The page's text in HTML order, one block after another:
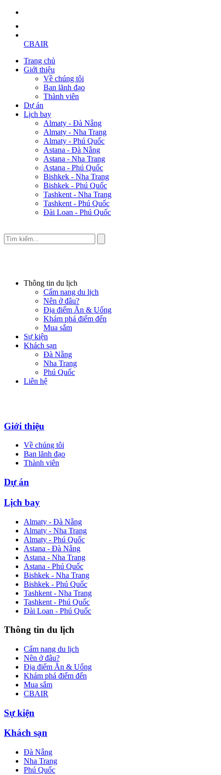
CBAIR
Trang chủ
Giới thiệu
Về chúng tôi
Ban lãnh đạo
Thành viên
Dự án
Lịch bay
Almaty - Đà Nẵng
Almaty - Nha Trang
Almaty - Phú Quốc
Astana - Đà Nẵng
Astana - Nha Trang
Astana - Phú Quốc
Bishkek - Nha Trang
Bishkek - Phú Quốc
Tashkent - Nha Trang
Tashkent - Phú Quốc
Đài Loan - Phú Quốc
Thông tin du lịch
Cẩm nang du lịch
Nên ở đâu?
Địa điểm Ăn & Uống
Khám phá điểm đến
Mua sắm
Sự kiện
Khách sạn
Đà Nẵng
Nha Trang
Phú Quốc
Liên hệ
Giới thiệu
Về chúng tôi
Ban lãnh đạo
Thành viên
Dự án
Lịch bay
Almaty - Đà Nẵng
Almaty - Nha Trang
Almaty - Phú Quốc
Astana - Đà Nẵng
Astana - Nha Trang
Astana - Phú Quốc
Bishkek - Nha Trang
Bishkek - Phú Quốc
Tashkent - Nha Trang
Tashkent - Phú Quốc
Đài Loan - Phú Quốc
Thông tin du lịch
Cẩm nang du lịch
Nên ở đâu?
Địa điểm Ăn & Uống
Khám phá điểm đến
Mua sắm
CBAIR
Sự kiện
Khách sạn
Đà Nẵng
Nha Trang
Phú Quốc